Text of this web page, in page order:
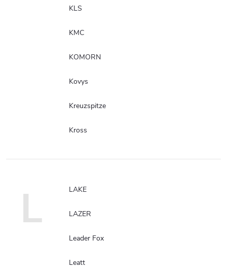
KLS
KMC
KOMORN
Kovys
Kreuzspitze
Kross
L LAKE
LAZER
Leader Fox
Leatt